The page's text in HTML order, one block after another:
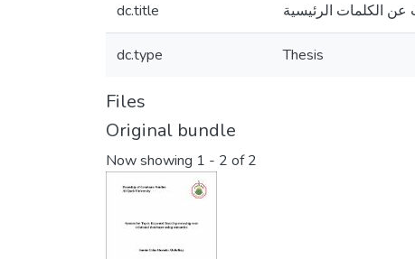
dc.title
dc.type Thesis
Files
Original bundle
Now showing 1 - 2 of 2